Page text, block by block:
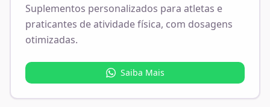
Suplementos personalizados para atletas e
praticantes de atividade física, com dosagens
otimizadas.
Saiba Mais